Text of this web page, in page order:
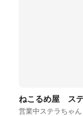
ねこるめ屋 ス
営業中ステラちゃん